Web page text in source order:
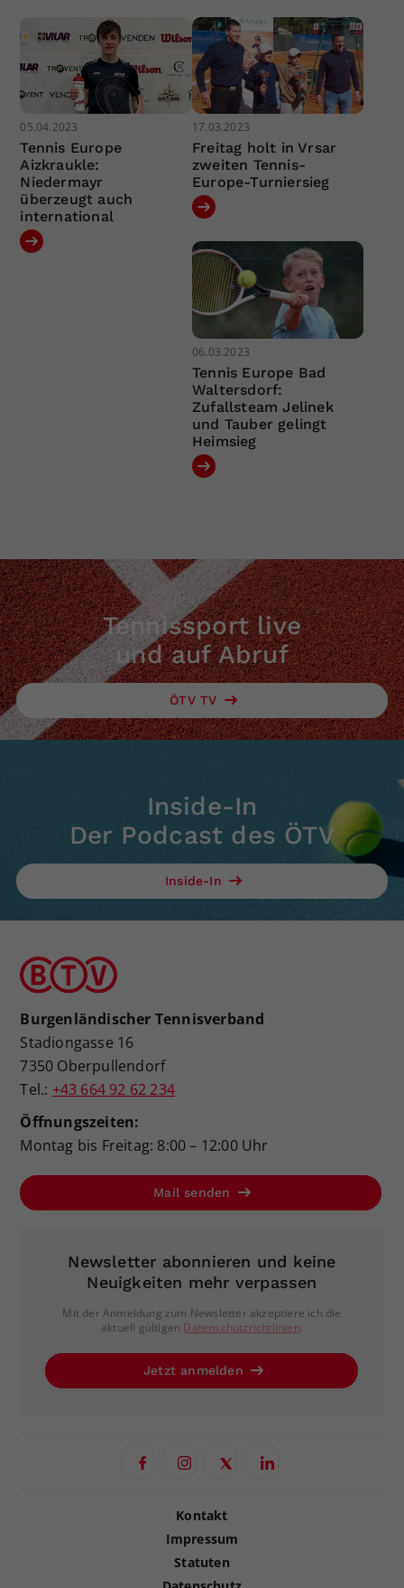
05.04.2023
Tennis Europe
Aizkraukle:
Niedermayr
überzeugt auch
international
17.03.2023
Freitag holt in Vrsar
zweiten Tennis-
Europe-Turniersieg
06.03.2023
Tennis Europe Bad
Waltersdorf:
Zufallsteam Jelinek
und Tauber gelingt
Heimsieg
Tennissport live
und auf Abruf
ÖTV TV
Inside-In
Der Podcast des ÖTV
Inside-In
Burgenländischer Tennisverband
Stadiongasse 16
7350 Oberpullendorf
Tel.: +43 664 92 62 234
Öffnungszeiten:
Montag bis Freitag: 8:00 – 12:00 Uhr
Mail senden
Newsletter abonnieren und keine
Neuigkeiten mehr verpassen
Mit der Anmeldung zum Newsletter akzeptiere ich die
aktuell gültigen Datenschutzrichtlinien.
Jetzt anmelden
Kontakt
Impressum
Statuten